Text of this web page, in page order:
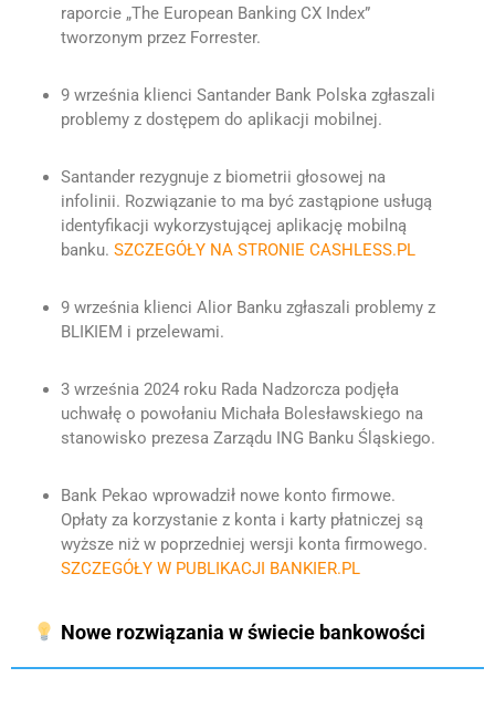
raporcie „The European Banking CX Index”
tworzonym przez Forrester.
9 września klienci Santander Bank Polska zgłaszali
problemy z dostępem do aplikacji mobilnej.
Santander rezygnuje z biometrii głosowej na
infolinii. Rozwiązanie to ma być zastąpione usługą
identyfikacji wykorzystującej aplikację mobilną
banku. SZCZEGÓŁY NA STRONIE CASHLESS.PL
9 września klienci Alior Banku zgłaszali problemy z
BLIKIEM i przelewami.
3 września 2024 roku Rada Nadzorcza podjęła
uchwałę o powołaniu Michała Bolesławskiego na
stanowisko prezesa Zarządu ING Banku Śląskiego.
Bank Pekao wprowadził nowe konto firmowe.
Opłaty za korzystanie z konta i karty płatniczej są
wyższe niż w poprzedniej wersji konta firmowego.
SZCZEGÓŁY W PUBLIKACJI BANKIER.PL
Nowe rozwiązania w świecie bankowości